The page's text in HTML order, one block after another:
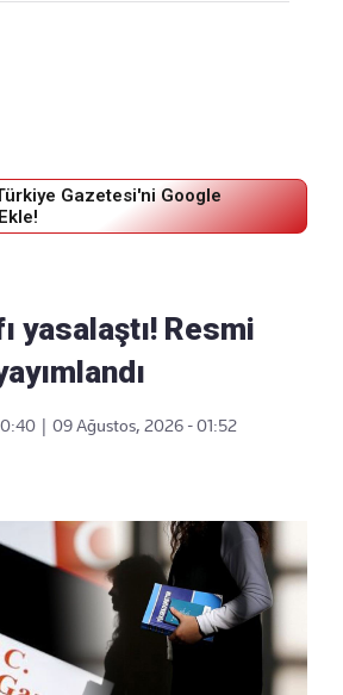
Gazetesi'ni Google
yasalaştı! Resmi
09 Ağustos, 2026 - 01:52